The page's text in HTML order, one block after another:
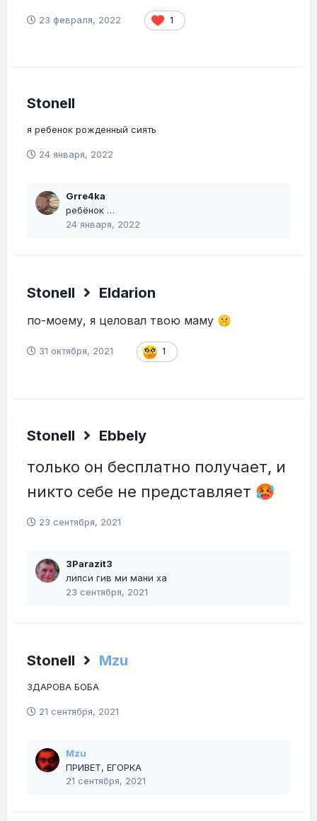
23 февраля, 2022 1
Stonell
я ребенок рожденный сиять
24 января, 2022
Grre4ka
ребёнок …
24 января, 2022
Stonell Eldarion
по-моему, я целовал твою маму 🤫
31 октября, 2021 1
Stonell Ebbely
только он бесплатно получает, и
никто себе не представляет 🥵
23 сентября, 2021
3Parazit3
липси гив ми мани ха
23 сентября, 2021
Stonell Mzu
ЗДАРОВА БОБА
21 сентября, 2021
Mzu
ПРИВЕТ, ЕГОРКА
21 сентября, 2021